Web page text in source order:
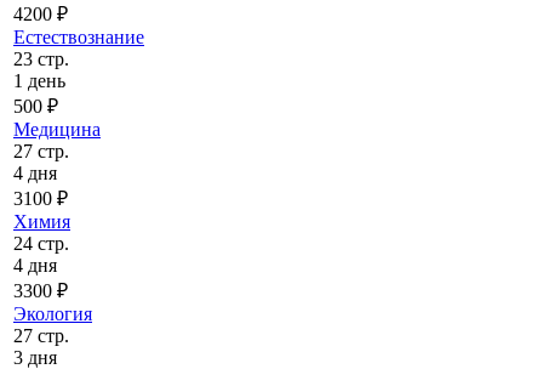
4200 ₽
Естествознание
23 стр.
1 день
500 ₽
Медицина
27 стр.
4 дня
3100 ₽
Химия
24 стр.
4 дня
3300 ₽
Экология
27 стр.
3 дня